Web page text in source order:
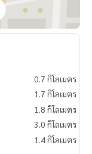
0.7 กิโลเมตร
1.7 กิโลเมตร
1.8 กิโลเมตร
3.0 กิโลเมตร
1.4 กิโลเมตร